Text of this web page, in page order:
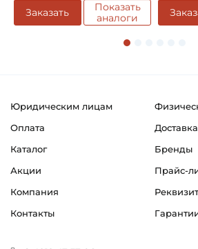
Заказать
Показать
аналоги
Юридическим лицам
Оплата
Доставка
Каталог
Бренды
Акции
Прайс-
Компания
Контакты